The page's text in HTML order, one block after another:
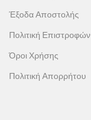
Έξοδα Αποστολής
Πολιτική Επιστροφών
Όροι Χρήσης
Πολιτική Απορρήτου